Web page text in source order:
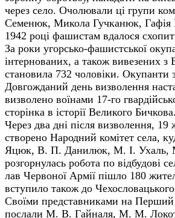
через село. Очолювали ці групи
Семенюк, Микола Гучканюк, Гафія
1942 році фашистам вдалося
За роки угорсько-фашистської
інтернованих, а також вивезених
становила 732 чоловіки. Окупанти
Довгожданий день визволення
визволено воїнами 17-го
сторінка в історії Великого Бичкова.
Через два дні після визволення, 19
створено Народний комітет села,
Яцюк, В. П. Данилюк, М. І. Ухаль,
розгорнулась робота по
лав Червоної Армії пішло 180
вступило також до
Своїми представниками на Перший
послали М. В. Гайналя, М. М.